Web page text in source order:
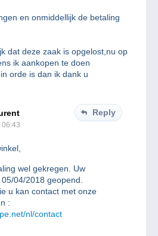
en onmiddellijk de betaling
dat deze zaak is opgelost,nu op
ik aankopen te doen
orde is dan ik dank u
06:43
Reply
wel gekregen. Uw
04/2018 geopend.
u kan contact met onze
:
nl/contact